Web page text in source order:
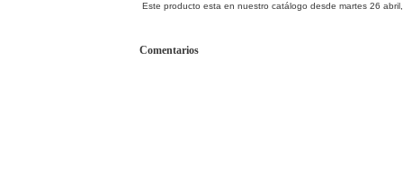
Este producto esta en nuestro catálogo desde martes 26